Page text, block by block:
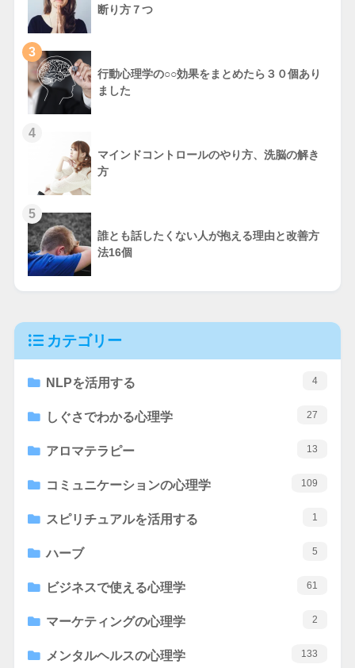
断り方７つ
3
行動心理学の○○効果をまとめたら３０個あり
ました
4
マインドコントロールのやり方、洗脳の解き
方
5
誰とも話したくない人が抱える理由と改善方
法16個
カテゴリー
NLPを活用する 4
しぐさでわかる心理学 27
アロマテラピー 13
コミュニケーションの心理学 109
スピリチュアルを活用する 1
ハーブ 5
ビジネスで使える心理学 61
マーケティングの心理学 2
メンタルヘルスの心理学 133